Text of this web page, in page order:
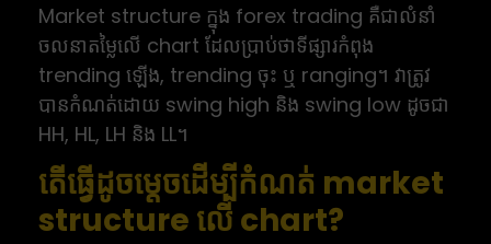
Market structure ក្នុង forex trading គឺជាលំនាំ
ចលនាតម្លៃលើ chart ដែលប្រាប់ថាទីផ្សារកំពុង
trending ឡើង, trending ចុះ ឬ ranging។ វាត្រូវ
បានកំណត់ដោយ swing high និង swing low ដូចជា
HH, HL, LH និង LL។
តើធ្វើដូចម្តេចដើម្បីកំណត់ market
structure លើ chart?